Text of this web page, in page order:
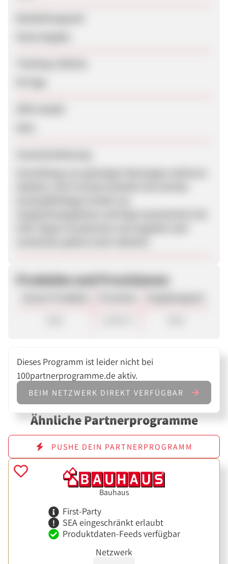
Produkte und Provisionen
Dieses Programm ist leider nicht bei
100partnerprogramme.de aktiv.
BEIM NETZWERK DIREKT VERFÜGBAR
Ähnliche Partnerprogramme
PUSHE DEIN PARTNERPROGRAMM
Bauhaus
First-Party
SEA eingeschränkt erlaubt
Produktdaten-Feeds verfügbar
Netzwerk